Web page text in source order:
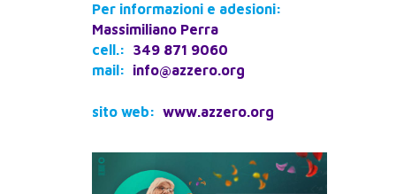
Per informazioni e adesioni:
Massimiliano Perra
cell.: 349 871 9060
mail:
info@azzero.org
sito web:www.azzero.org